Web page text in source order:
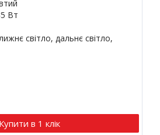
Вт
світло, дальнє світло,
Купити в 1 клік